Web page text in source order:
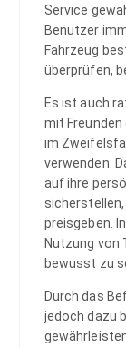
Service
Benutzer
Fahrzeug
überprüfen,
Es ist auch
mit
im
verwenden.
auf ihre
preisgeben.
Nutzung von
bewusst zu
Durch das
jedoch dazu